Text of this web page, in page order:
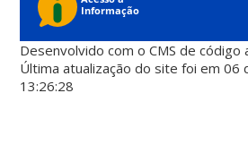
Desenvolvido com o CMS de
Última atualização do site foi em 06
13:26:28